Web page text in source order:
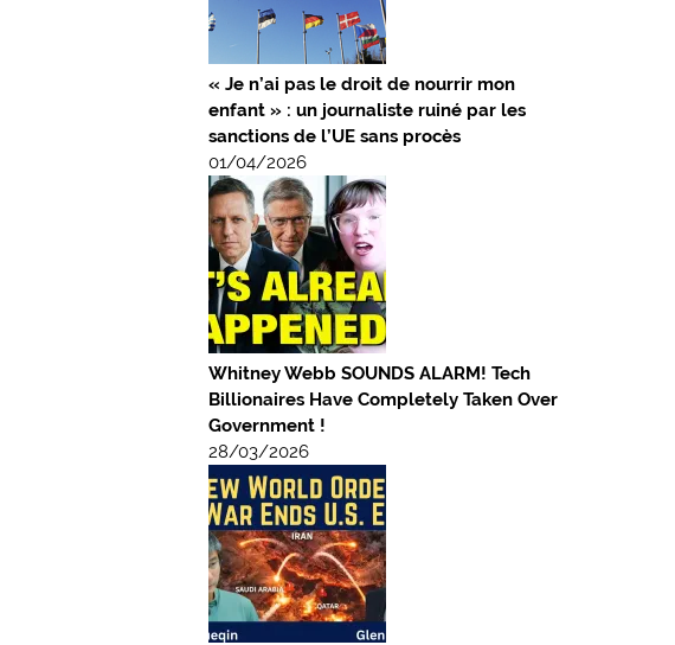
« Je n’ai pas le droit de nourrir mon
enfant » : un journaliste ruiné par les
sanctions de l’UE sans procès
01/04/2026
Whitney Webb SOUNDS ALARM! Tech
Billionaires Have Completely Taken Over
Government !
28/03/2026